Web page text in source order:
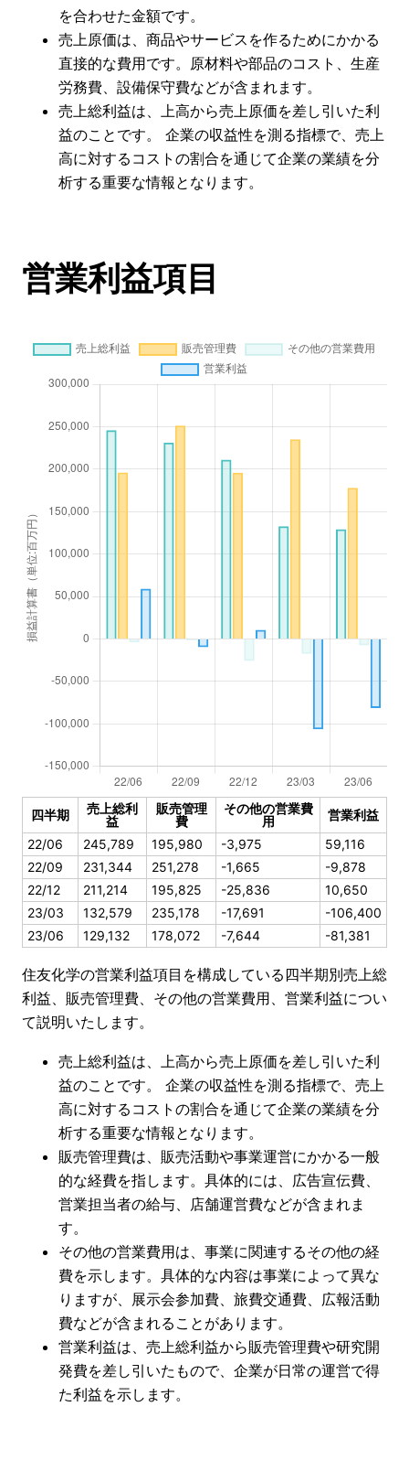
を合わせた金額です。
売上原価は、商品やサービスを作るためにかかる
直接的な費用です。原材料や部品のコスト、生産
労務費、設備保守費などが含まれます。
売上総利益は、上高から売上原価を差し引いた利
益のことです。 企業の収益性を測る指標で、売上
高に対するコストの割合を通じて企業の業績を分
析する重要な情報となります。
営業利益項目
四半期
売上総利
益
販売管理
費
その他の営業費
用
営業利益
22/06
245,789 195,980 -3,975
59,116
22/09
231,344 251,278 -1,665
-9,878
22/12
211,214 195,825 -25,836
10,650
23/03
132,579 235,178 -17,691
-106,400
23/06
129,132 178,072 -7,644 -81,381
住友化学の営業利益項目を構成している四半期別売上総
利益、販売管理費、その他の営業費用、営業利益につい
て説明いたします。
売上総利益は、上高から売上原価を差し引いた利
益のことです。 企業の収益性を測る指標で、売上
高に対するコストの割合を通じて企業の業績を分
析する重要な情報となります。
販売管理費は、販売活動や事業運営にかかる一般
的な経費を指します。具体的には、広告宣伝費、
営業担当者の給与、店舗運営費などが含まれま
す。
その他の営業費用は、事業に関連するその他の経
費を示します。具体的な内容は事業によって異な
りますが、展示会参加費、旅費交通費、広報活動
費などが含まれることがあります。
営業利益は、売上総利益から販売管理費や研究開
発費を差し引いたもので、企業が日常の運営で得
た利益を示します。